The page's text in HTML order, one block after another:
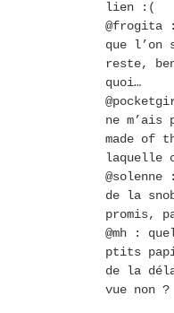
lien :(
@frogita
que l’on
reste,
quoi…
ne
made of
laquelle
de la
promis,
@mh :
ptits
de la
vue non ?